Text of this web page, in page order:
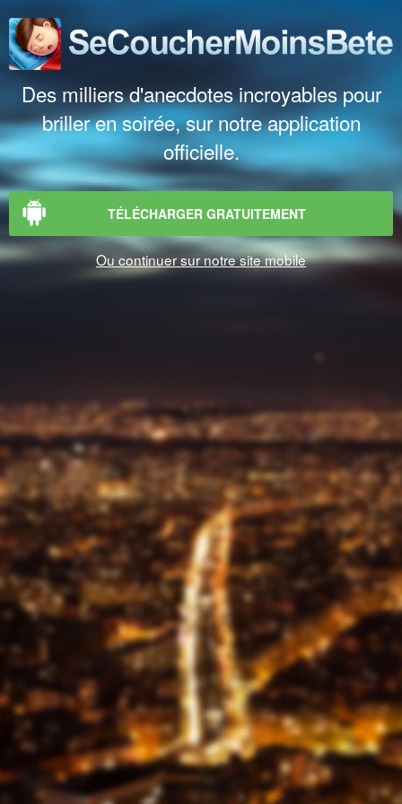
Des milliers d'anecdotes incroyables pour
briller en soirée, sur notre application
officielle.
TÉLÉCHARGER GRATUITEMENT
Ou continuer sur notre site mobile